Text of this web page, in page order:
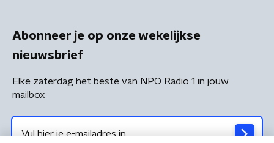
Abonneer je op onze wekelijkse
nieuwsbrief
Elke zaterdag het beste van NPO Radio 1 in jouw
mailbox